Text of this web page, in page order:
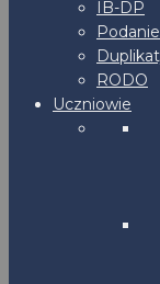
IB-DP
RODO
Uczniowie